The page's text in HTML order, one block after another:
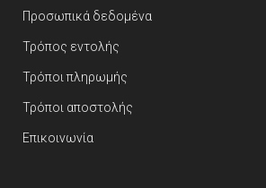
Προσωπικά δεδομένα
Τρόπος εντολής
Τρόποι πληρωμής
Τρόποι αποστολής
Επικοινωνία